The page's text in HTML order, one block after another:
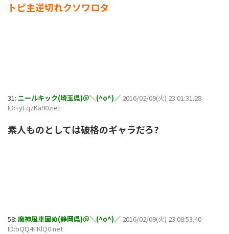
トピ主逆切れクソワロタ
31: ニールキック(埼玉県)＠＼(^o^)／ 2016/02/09(火) 23:01:31.28
ID:+yFqzKa90.net
素人ものとしては破格のギャラだろ?
58: 魔神風車固め(静岡県)＠＼(^o^)／ 2016/02/09(火) 23:08:53.40
ID:bQQ4FKlQ0.net